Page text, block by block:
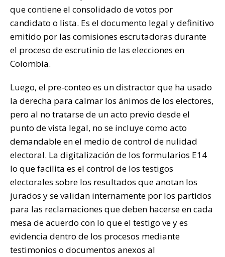
que contiene el consolidado de votos por
candidato o lista. Es el documento legal y definitivo
emitido por las comisiones escrutadoras durante
el proceso de escrutinio de las elecciones en
Colombia.
Luego, el pre-conteo es un distractor que ha usado
la derecha para calmar los ánimos de los electores,
pero al no tratarse de un acto previo desde el
punto de vista legal, no se incluye como acto
demandable en el medio de control de nulidad
electoral. La digitalización de los formularios E14
lo que facilita es el control de los testigos
electorales sobre los resultados que anotan los
jurados y se validan internamente por los partidos
para las reclamaciones que deben hacerse en cada
mesa de acuerdo con lo que el testigo ve y es
evidencia dentro de los procesos mediante
testimonios o documentos anexos al